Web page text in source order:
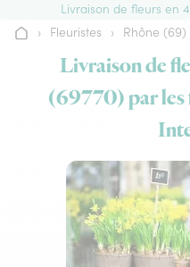
Livraison de fleurs en
Accueil
› Fleuristes › Rhône (69)
Livraison de
(69770) par les